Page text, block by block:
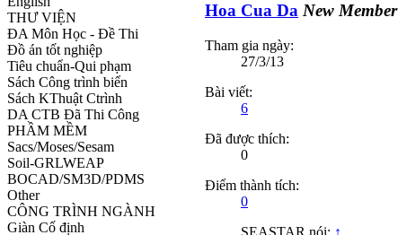
THƯ VIỆN
ĐA Môn Học - Đề Thi
Đồ án tốt nghiệp
Tiêu chuẩn-Qui phạm
Sách Công trình biển
Sách KThuật Ctrình
DA CTB Đã Thi Công
PHẦM MỀM
Sacs/Moses/Sesam
Soil-GRLWEAP
BOCAD/SM3D/PDMS
Other
CÔNG TRÌNH NGÀNH
Giàn Cố định
Hoa Cua Da New Member
Tham gia ngày:
27/3/13
Bài viết:
6
Đã được thích:
0
Điểm thành tích:
0
SEASTAR nói: ↑